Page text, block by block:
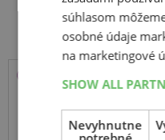
All
súhlasom
osobné údaje
na marketingové
SHOW ALL
Nevyhnutne